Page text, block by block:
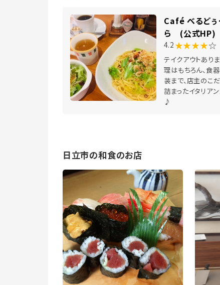
Café べるどぅ
ら (公式HP)
4.2 ★★★★☆
テイクアウトあり
理はもちろん、食
装まで、店主のこ
詰まったイタリア
♪
日立市の和食のお店